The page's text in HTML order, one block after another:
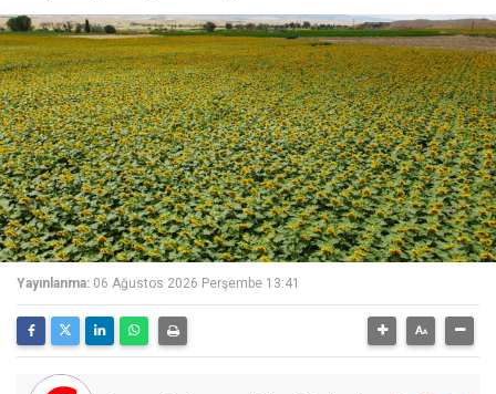
Yayınlanma: 06 Ağustos 2026 Perşembe 13:41